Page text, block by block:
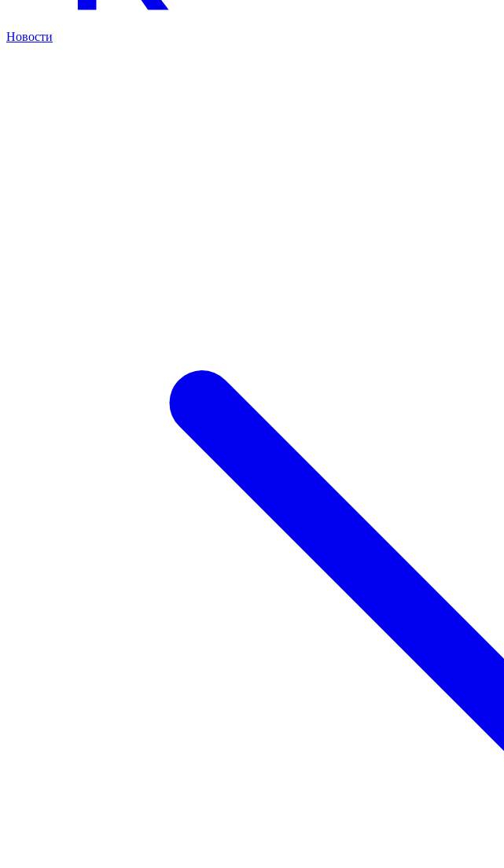
Новости